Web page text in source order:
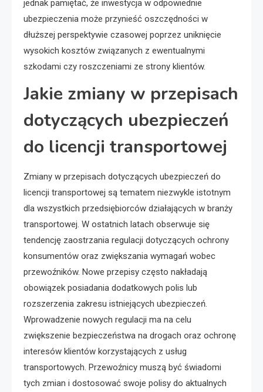
jednak pamiętać, że inwestycja w odpowiednie
ubezpieczenia może przynieść oszczędności w
dłuższej perspektywie czasowej poprzez uniknięcie
wysokich kosztów związanych z ewentualnymi
szkodami czy roszczeniami ze strony klientów.
Jakie zmiany w przepisach
dotyczących ubezpieczeń
do licencji transportowej
Zmiany w przepisach dotyczących ubezpieczeń do
licencji transportowej są tematem niezwykle istotnym
dla wszystkich przedsiębiorców działających w branży
transportowej. W ostatnich latach obserwuje się
tendencję zaostrzania regulacji dotyczących ochrony
konsumentów oraz zwiększania wymagań wobec
przewoźników. Nowe przepisy często nakładają
obowiązek posiadania dodatkowych polis lub
rozszerzenia zakresu istniejących ubezpieczeń.
Wprowadzenie nowych regulacji ma na celu
zwiększenie bezpieczeństwa na drogach oraz ochronę
interesów klientów korzystających z usług
transportowych. Przewoźnicy muszą być świadomi
tych zmian i dostosować swoje polisy do aktualnych